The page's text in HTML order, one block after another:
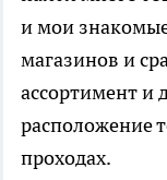
и мои
магазинов и
ассортимент и
расположение
проходах.